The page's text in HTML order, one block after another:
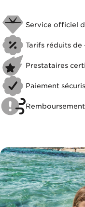
Service officiel
Tarifs réduits de
Prestataires
Paiement